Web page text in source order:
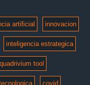
artificial innovacion
inteligencia estrategica
quadrivium tool
covid